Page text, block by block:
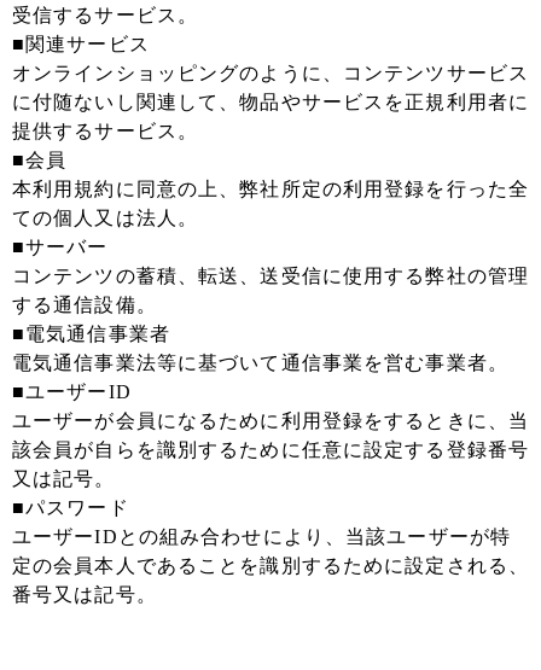
受信するサービス。
■関連サービス
オンラインショッピングのように、コンテンツサービス
に付随ないし関連して、物品やサービスを正規利用者に
提供するサービス。
■会員
本利用規約に同意の上、弊社所定の利用登録を行った全
ての個人又は法人。
■サーバー
コンテンツの蓄積、転送、送受信に使用する弊社の管理
する通信設備。
■電気通信事業者
電気通信事業法等に基づいて通信事業を営む事業者。
■ユーザーID
ユーザーが会員になるために利用登録をするときに、当
該会員が自らを識別するために任意に設定する登録番号
又は記号。
■パスワード
ユーザーIDとの組み合わせにより、当該ユーザーが特
定の会員本人であることを識別するために設定される、
番号又は記号。